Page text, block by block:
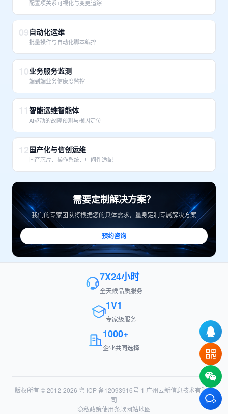
配置项关系可视化与变更追踪
09自动化运维
批量操作与自动化脚本编排
10业务服务监测
端到端业务健康度监控
11 智能运维智能体
AI驱动的故障预测与根因定位
12国产化与信创运维
国产芯片、操作系统、中间件适配
需要定制解决方案？
我们的专家团队将根据您的具体需求，量身定制专属解决方案
预约咨询
7X24小时
全天候品质服务
1V1
专家级服务
1000+
企业共同选择
版权所有 © 2012-2026 粤 ICP 备12093916号-1 广州云新信息技术有限公
司
隐私政策使用条款网站地图